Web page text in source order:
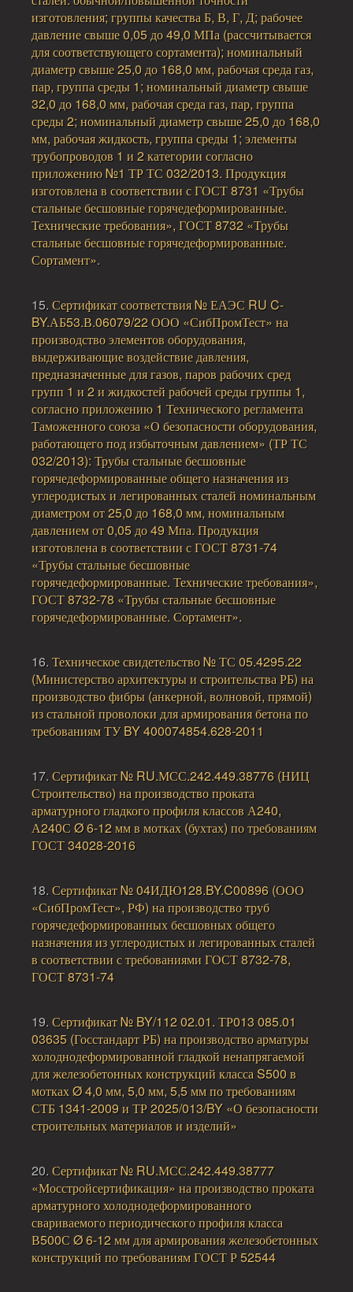
изготовления; группы качества Б, В, Г, Д; рабочее
давление свыше 0,05 до 49,0 МПа (рассчитывается
для соответствующего сортамента); номинальный
диаметр свыше 25,0 до 168,0 мм, рабочая среда газ,
пар, группа среды 1; номинальный диаметр свыше
32,0 до 168,0 мм, рабочая среда газ, пар, группа
среды 2; номинальный диаметр свыше 25,0 до 168,0
мм, рабочая жидкость, группа среды 1; элементы
трубопроводов 1 и 2 категории согласно
приложению №1 ТР ТС 032/2013. Продукция
изготовлена в соответствии с ГОСТ 8731 «Трубы
стальные бесшовные горячедеформированные.
Технические требования», ГОСТ 8732 «Трубы
стальные бесшовные горячедеформированные.
Сортамент».
15. Сертификат соответствия № ЕАЭС RU C-
BY.АБ53.В.06079/22 ООО «СибПромТест» на
производство элементов оборудования,
выдерживающие воздействие давления,
предназначенные для газов, паров рабочих сред
групп 1 и 2 и жидкостей рабочей среды группы 1,
согласно приложению 1 Технического регламента
Таможенного союза «О безопасности оборудования,
работающего под избыточным давлением» (ТР ТС
032/2013): Трубы стальные бесшовные
горячедеформированные общего назначения из
углеродистых и легированных сталей номинальным
диаметром от 25,0 до 168,0 мм, номинальным
давлением от 0,05 до 49 Мпа. Продукция
изготовлена в соответствии с ГОСТ 8731-74
«Трубы стальные бесшовные
горячедеформированные. Технические требования»,
ГОСТ 8732-78 «Трубы стальные бесшовные
горячедеформированные. Сортамент».
16. Техническое свидетельство № ТС 05.4295.22
(Министерство архитектуры и строительства РБ) на
производство фибры (анкерной, волновой, прямой)
из стальной проволоки для армирования бетона по
требованиям ТУ BY 400074854.628-2011
17. Сертификат № RU.МСС.242.449.38776 (НИЦ
Строительство) на производство проката
арматурного гладкого профиля классов А240,
А240С Ø 6-12 мм в мотках (бухтах) по требованиям
ГОСТ 34028-2016
18. Сертификат № 04ИДЮ128.BY.C00896 (ООО
«СибПромТест», РФ) на производство труб
горячедеформированных бесшовных общего
назначения из углеродистых и легированных сталей
в соответствии с требованиями ГОСТ 8732-78,
ГОСТ 8731-74
19. Сертификат № BY/112 02.01. ТР013 085.01
03635 (Госстандарт РБ) на производство арматуры
холоднодеформированной гладкой ненапрягаемой
для железобетонных конструкций класса S500 в
мотках Ø 4,0 мм, 5,0 мм, 5,5 мм по требованиям
СТБ 1341-2009 и ТР 2025/013/BY «О безопасности
строительных материалов и изделий»
20. Сертификат № RU.МСС.242.449.38777
«Мосстройсертификация» на производство проката
арматурного холоднодеформированного
свариваемого периодического профиля класса
В500С Ø 6-12 мм для армирования железобетонных
конструкций по требованиям ГОСТ Р 52544